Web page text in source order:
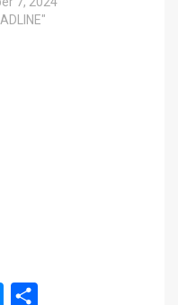
Messenger